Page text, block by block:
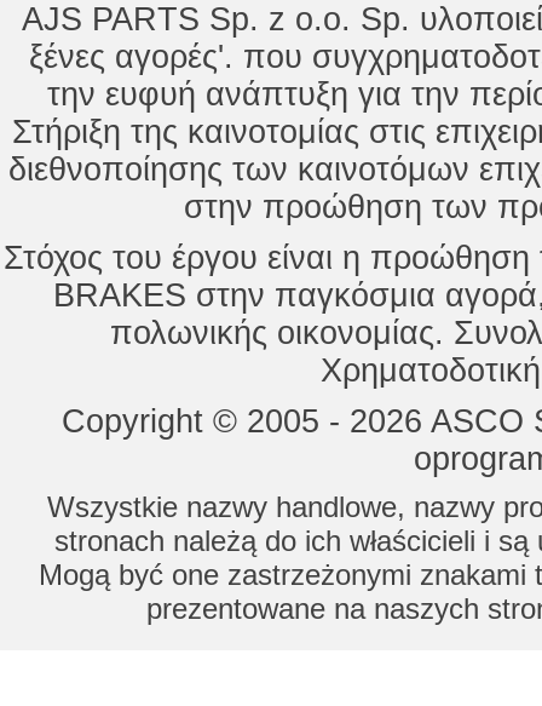
AJS PARTS Sp. z o.o. Sp.
ξένες αγορές'. που
την ευφυή ανάπτυξη για την
Στήριξη της καινοτομίας στις
διεθνοποίησης των καινοτόμων
στην προώθηση των
Στόχος του έργου είναι η
BRAKES στην παγκόσμια
πολωνικής οικονομίας.
Copyright © 2005 - 2026
Wszystkie nazwy handlowe, nazwy
stronach należą do ich właścicieli i
Mogą być one zastrzeżonymi znakami
prezentowane na naszych